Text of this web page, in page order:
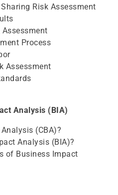
Risk Assessment
Process
Assessment
Analysis (BIA)
(CBA)?
Analysis (BIA)?
of Business Impact